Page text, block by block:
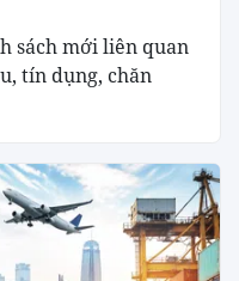
sách mới liên quan
tín dụng, chăn